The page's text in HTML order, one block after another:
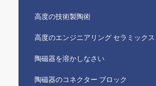
高度の技術製陶術
高度のエンジニアリング セラミックス
陶磁器を溶かしなさい
陶磁器のコネクター ブロック